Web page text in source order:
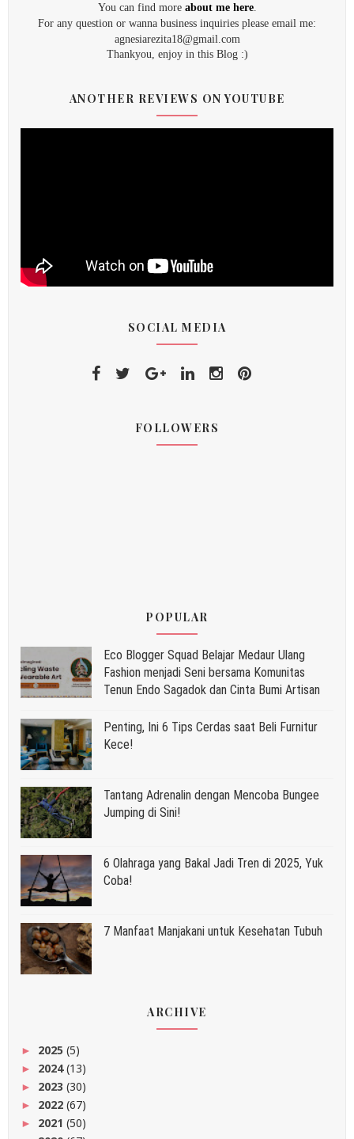
You can find more about me here.
For any question or wanna business inquiries please email me:
agnesiarezita18@gmail.com
Thankyou, enjoy in this Blog :)
ANOTHER REVIEWS ON YOUTUBE
SOCIAL MEDIA
FOLLOWERS
POPULAR
Eco Blogger Squad Belajar Medaur Ulang
Fashion menjadi Seni bersama Komunitas
Tenun Endo Sagadok dan Cinta Bumi Artisan
Penting, Ini 6 Tips Cerdas saat Beli Furnitur
Kece!
Tantang Adrenalin dengan Mencoba Bungee
Jumping di Sini!
6 Olahraga yang Bakal Jadi Tren di 2025, Yuk
Coba!
7 Manfaat Manjakani untuk Kesehatan Tubuh
ARCHIVE
► 2025 (5)
► 2024(13)
► 2023 (30)
► 2022 (67)
► 2021 (50)